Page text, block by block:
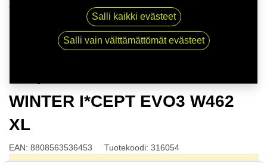
165/70R14 81T HANKOOK WINTER I*CEPT EVO3
WINTER I*CEPT EVO3 W462
XL
EAN: 8808563536453 Tuotekoodi: 316054
Salli kaikki evästeet
Salli vain välttämättömät evästeet